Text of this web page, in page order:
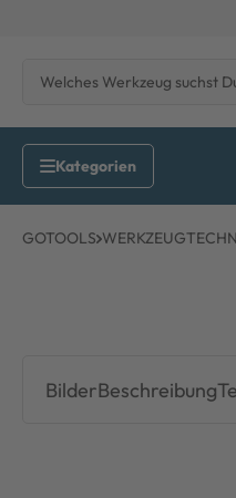
GOTOOLS
BilderBeschreibung